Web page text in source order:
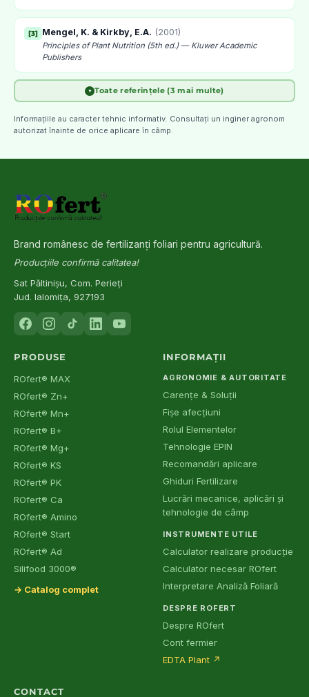
[3] Mengel, K. & Kirkby, E.A. (2001)
Principles of Plant Nutrition (5th ed.) — Kluwer Academic
Publishers
2006)
Management
[5] INCDA Fundulea
[6] Marschner, H.
▼ Toate referințele (3 mai multe)
Informațiile au caracter tehnic informativ. Consultați un inginer agronom
autorizat înainte de orice aplicare în câmp.
Brand românesc de fertilizanți foliari pentru agricultură.
Producțiile confirmă calitatea!
Sat Păltinișu, Com. Perieți
Jud. Ialomița, 927193
PRODUSE
ROfert® MAX
ROfert® Zn+
ROfert® Mn+
ROfert® B+
ROfert® Mg+
ROfert® KS
ROfert® PK
ROfert® Ca
ROfert® Amino
ROfert® Start
ROfert® Ad
Silifood 3000®
→ Catalog complet
INFORMAȚII
AGRONOMIE & AUTORITATE
Carențe & Soluții
Fișe afecțiuni
Rolul Elementelor
Tehnologie EPIN
Recomandări aplicare
Ghiduri Fertilizare
Lucrări mecanice, aplicări și
tehnologie de câmp
INSTRUMENTE UTILE
Calculator realizare producție
Calculator necesar ROfert
Interpretare Analiză Foliară
DESPRE ROFERT
Despre ROfert
Cont fermier
EDTA Plant ↗
CONTACT